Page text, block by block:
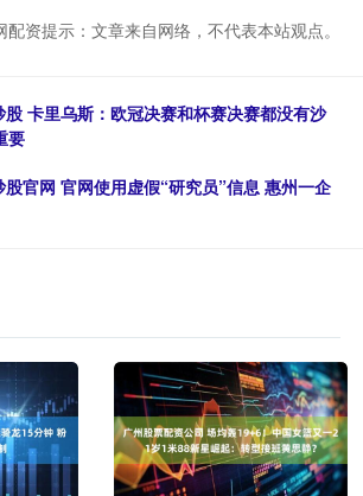
配资提示：文章来自网络，不代表本站观点。
股 卡里乌斯：欧冠决赛和杯赛决赛都没有沙
要
官网 官网使用虚假“研究员”信息 惠州一企